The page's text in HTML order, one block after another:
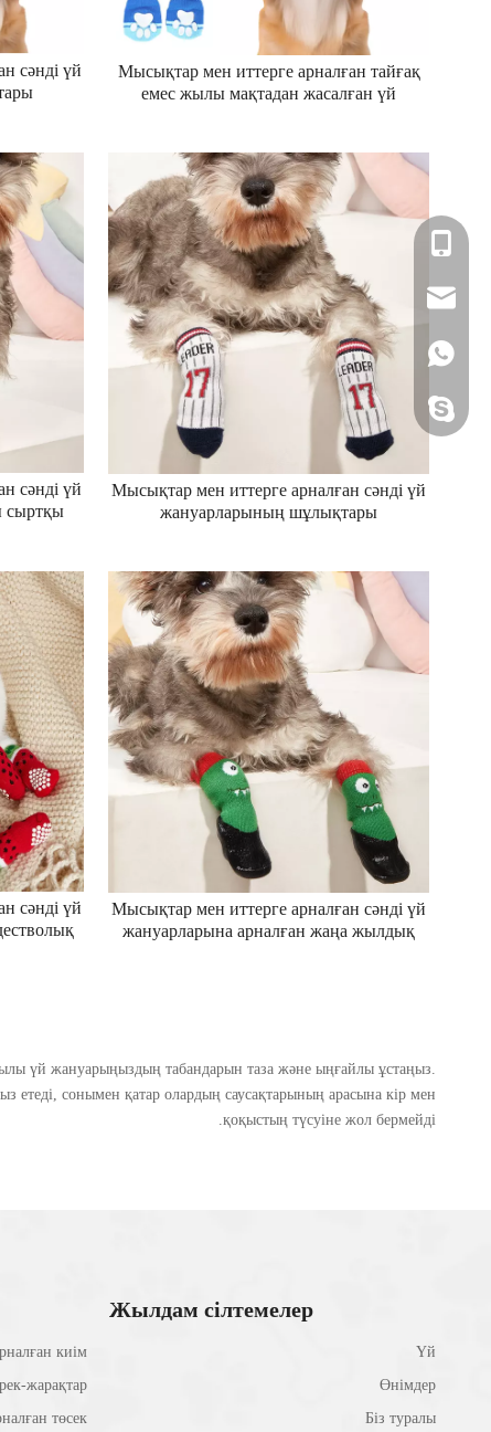
Мысықтар мен иттерге арналған тайғақ
емес жылы мақтадан жасалған үй
сәнді үй
Мысықтар мен иттерге арналған сәнді үй
жануарларының шұлықтары
мақта шұлықтары футбол шұлықтары
сәнді үй
сыртқы
су
Мысықтар мен иттерге арналған сәнді үй
жануарларына арналған жаңа жылдық
сәнді үй
үй жануарыңыздың табандарын таза және ыңғайлы ұстаңыз.
сонымен қатар олардың саусақтарының арасына кір мен
қоқыстың түсуіне жол бермейді.
Жылдам сілтемелер
Үй
Өнімдер
Біз туралы
киім
жарақтар
төсек
+86- 13157188763
+86 13157188763
+86- 13157188763